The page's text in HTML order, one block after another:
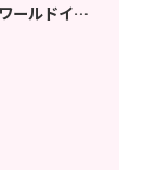
ールドイン